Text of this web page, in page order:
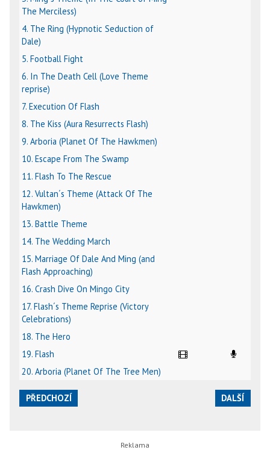
The Merciless)
4. The Ring (Hypnotic Seduction of
Dale)
5. Football Fight
6. In The Death Cell (Love Theme
reprise)
7. Execution Of Flash
8. The Kiss (Aura Resurrects Flash)
9. Arboria (Planet Of The Hawkmen)
10. Escape From The Swamp
11. Flash To The Rescue
12. Vultan´s Theme (Attack Of The
Hawkmen)
13. Battle Theme
14. The Wedding March
15. Marriage Of Dale And Ming (and
Flash Approaching)
16. Crash Dive On Mingo City
17. Flash´s Theme Reprise (Victory
Celebrations)
18. The Hero
19. Flash
20. Arboria (Planet Of The Tree Men)
PŘEDCHOZÍ DALŠÍ